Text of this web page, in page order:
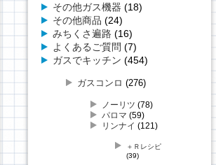
その他ガス機器 (18)
その他商品 (24)
みちくさ遍路 (16)
よくあるご質問 (7)
ガスでキッチン (454)
ガスコンロ (276)
ノーリツ (78)
パロマ (59)
リンナイ (121)
＋Ｒレシピ
(39)